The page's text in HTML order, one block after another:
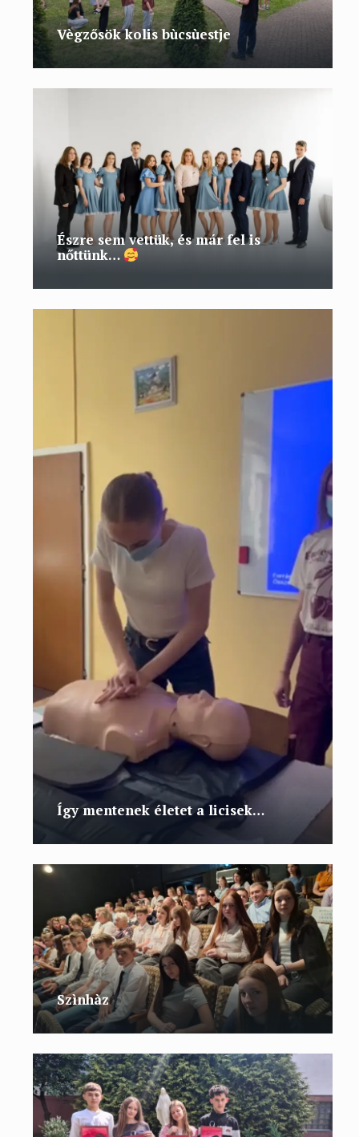
Vègzősök kolis bùcsùestje
Észre sem vettük, és már fel is
nőttünk…
Így mentenek életet a licisek…
Szìnhàz